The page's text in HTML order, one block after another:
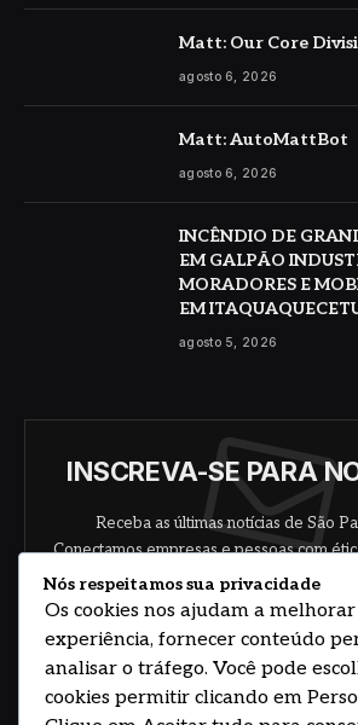
Matt: Our Core
agosto 6, 2026
Matt: AutoMattBot
agosto 6, 2026
INCÊNDIO DE
EM GALPÃO
MORADORES E
EM
agosto 5, 2026
INSCREVA-SE PARA
Receba as últimas notícias de São
Conectamos empresas e pessoas com
e responsabilidade.
Nós respeitamos sua privacidade
Os cookies nos ajudam a
experiência, fornecer conteúdo
analisar o tráfego. Você pode
cookies permitir clicando em